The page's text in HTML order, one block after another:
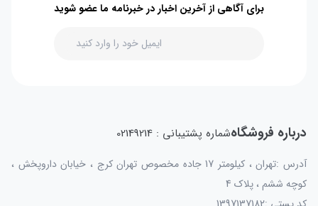
برای آگاهی از آخرین اخبار در خبرنامه ما عضو شوید
درباره فروشگاهشماره پشتیبانی : 02149214
آدرس :تهران ، کیلومتر 17 جاده مخصوص تهران کرج ، خیابان داروپخش ،
کوچه ششم ، پلاک 4